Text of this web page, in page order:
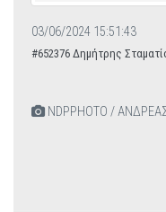
03/06/2024 15:51:43
#652376 Δημήτρης
NDPPHOTO /